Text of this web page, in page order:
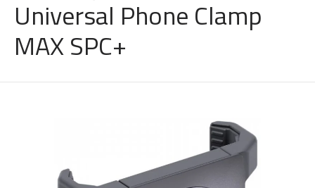
Universal Phone Clamp
MAX SPC+